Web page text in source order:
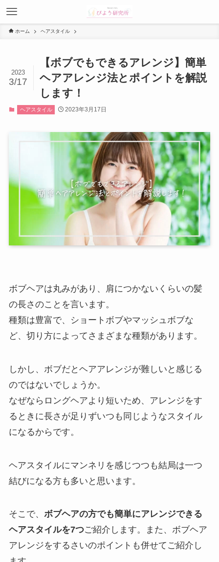
ホーム ヘアスタイル
【ボブでもできるアレンジ】簡単
ヘアアレンジ法とポイントを解説
します！
2023
3/17
ヘアスタイル 2023年3月17日
ボブヘアは丸みがあり、肩につかないくらいの髪
の長さのことを言います。
種類は豊富で、ショートボブやマッシュボブな
ど、切り方によってさまざまな種類があります。
しかし、ボブだとヘアアレンジが難しいと感じる
のではないでしょうか。
なぜならロングヘアより短いため、アレンジをす
るときに長さが足りずいつも同じようなスタイル
になるからです。
ヘアスタイルにマンネリを感じつつも結局は一つ
結びになる方も多いと思います。
そこで、 ボブヘアの方でも簡単にアレンジできる
ヘアスタイルを7つご紹介します。また、ボブヘア
アレンジをするさいのポイントも併せてご紹介し